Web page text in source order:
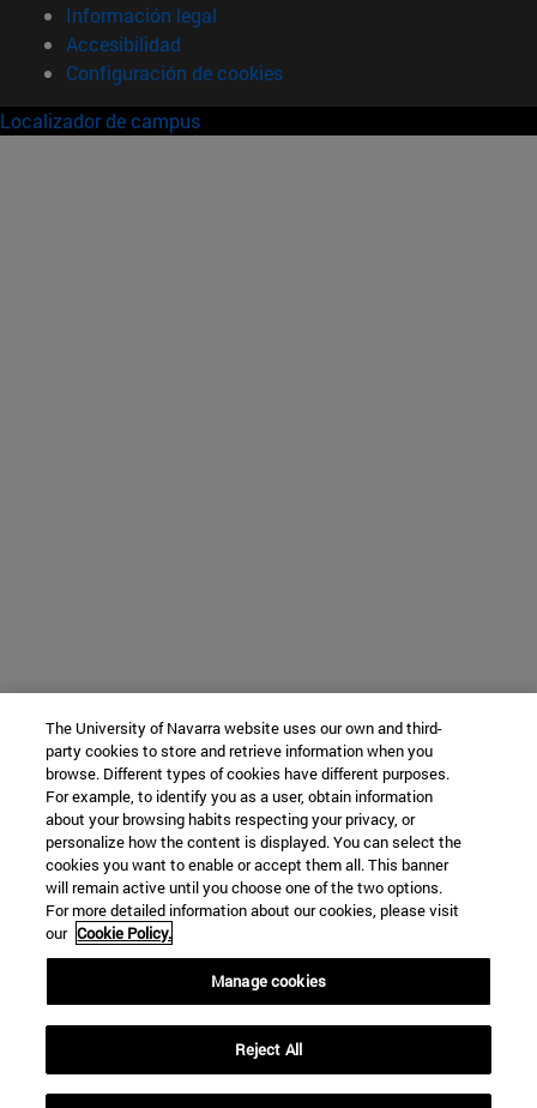
Información legal
Accesibilidad
Configuración de cookies
Localizador de campus
The University of Navarra website uses our own and third-
party cookies to store and retrieve information when you
browse. Different types of cookies have different purposes.
For example, to identify you as a user, obtain information
about your browsing habits respecting your privacy, or
personalize how the content is displayed. You can select the
cookies you want to enable or accept them all. This banner
will remain active until you choose one of the two options.
For more detailed information about our cookies, please visit
our Cookie Policy.
Manage cookies
Reject All